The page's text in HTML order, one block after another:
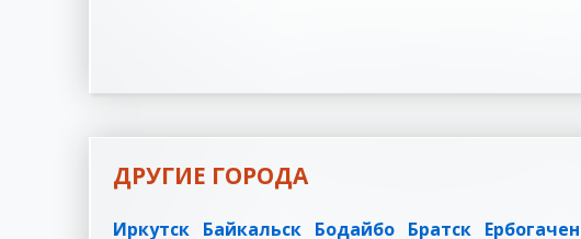
ДРУГИЕ ГОРОДА
Иркутск Байкальск Бодайбо Братск Ербогачен